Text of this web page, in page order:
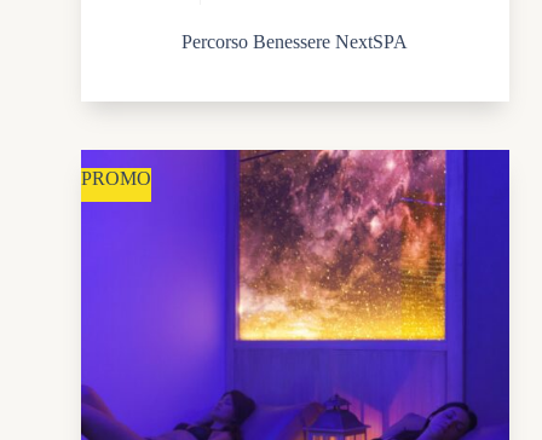
Percorso Benessere NextSPA
PROMO